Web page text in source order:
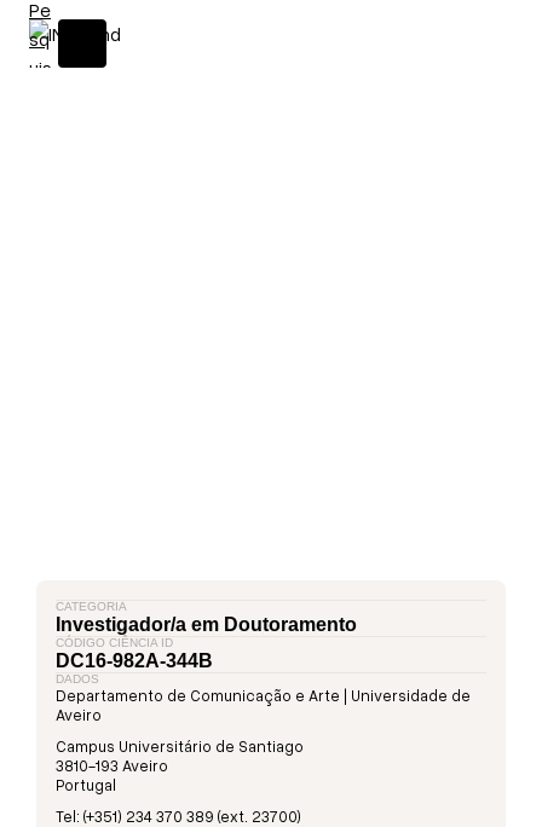
CATEGORIA
Investigador/a em Doutoramento
CÓDIGO CIÊNCIA ID
DC16-982A-344B
DADOS
Departamento de Comunicação e Arte | Universidade de
Aveiro
Campus Universitário de Santiago
3810-193 Aveiro
Portugal
Tel: (+351) 234 370 389 (ext. 23700)